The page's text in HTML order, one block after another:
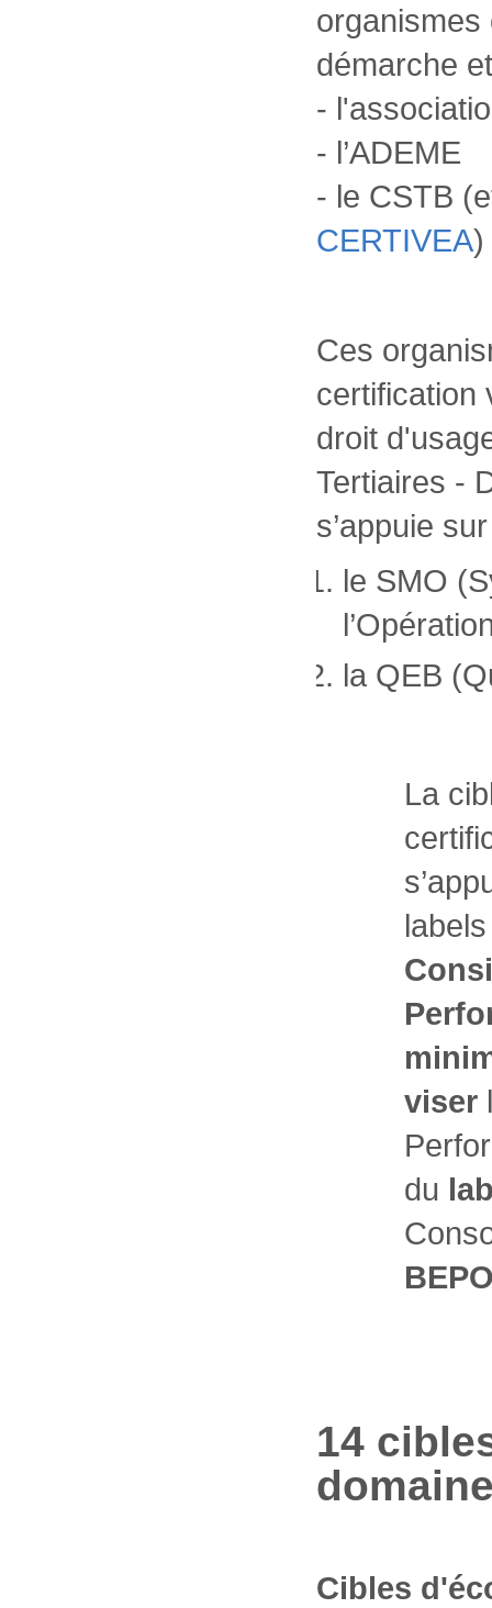
organismes
démarche
-
- l’ADEME
- le CSTB
CERTIVEA)
Ces
certification
droit
Tertiaires -
s’appuie
le SMO
la QEB
La
viser
du
14
Cibles